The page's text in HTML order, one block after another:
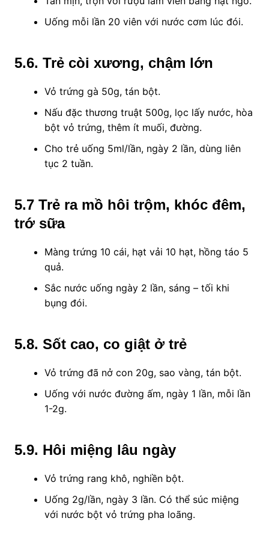
Uống mỗi lần 20 viên với nước cơm lúc đói.
5.6. Trẻ còi xương, chậm lớn
Vỏ trứng gà 50g, tán bột.
Nấu đặc thương truật 500g, lọc lấy nước, hòa
bột vỏ trứng, thêm ít muối, đường.
Cho trẻ uống 5ml/lần, ngày 2 lần, dùng liên
tục 2 tuần.
5.7Trẻ ra mồ hôi trộm, khóc đêm,
trớ sữa
Màng trứng 10 cái, hạt vải 10 hạt, hồng táo 5
quả.
Sắc nước uống ngày 2 lần, sáng – tối khi
bụng đói.
5.8. Sốt cao, co giật ở trẻ
Vỏ trứng đã nở con 20g, sao vàng, tán bột.
Uống với nước đường ấm, ngày 1 lần, mỗi lần
1-2g.
5.9. Hôi miệng lâu ngày
Vỏ trứng rang khô, nghiền bột.
Uống 2g/lần, ngày 3 lần. Có thể súc miệng
với nước bột vỏ trứng pha loãng.